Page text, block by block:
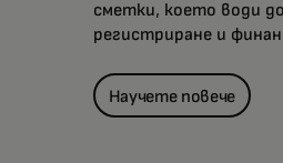
сметки, което води
регистриране и
Научете повече